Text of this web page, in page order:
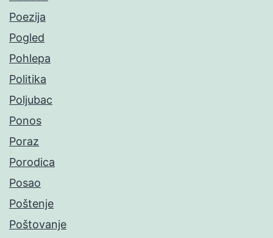
Poezija
Pogled
Pohlepa
Politika
Poljubac
Ponos
Poraz
Porodica
Posao
Poštenje
Poštovanje